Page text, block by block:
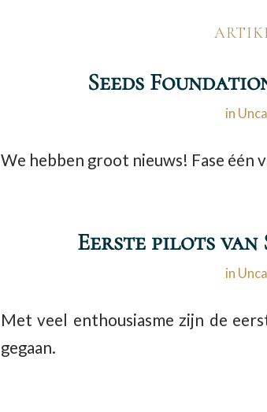
Seeds
in
We hebben groot nieuws! Fase één
Eerste pilots van
in
Met veel enthousiasme zijn de
gegaan.